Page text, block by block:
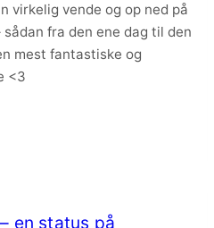
virkelig vende og op ned på
fra den ene dag til den
mest fantastiske og
<3
en status på